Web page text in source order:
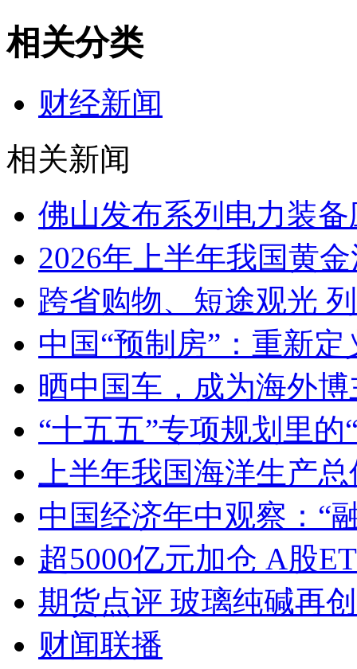
相关分类
财经新闻
相关新闻
佛山发布系列电力装
2026年上半年我国黄
跨省购物、短途观光
中国“预制房”：重新
晒中国车，成为海外博
“十五五”专项规划里的
上半年我国海洋生产
中国经济年中观察：“
超5000亿元加仓 A股
期货点评 玻璃纯碱再
财闻联播